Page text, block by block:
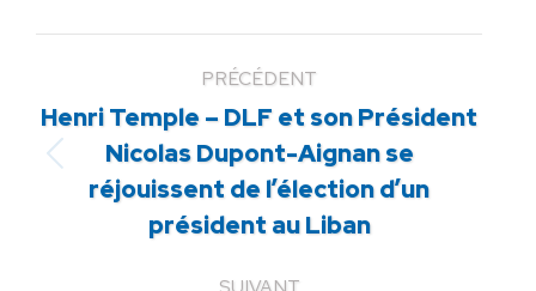
PRÉCÉDENT
Article
précédent
:
Henri Temple – DLF et son Président
Nicolas Dupont-Aignan se
réjouissent de l’élection d’un
président au Liban